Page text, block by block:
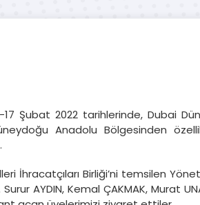
Şubat 2022 tarihlerinde, Dubai
Anadolu Bölgesinden
İhracatçıları Birliği’ni temsilen
AYDIN, Kemal ÇAKMAK, Murat